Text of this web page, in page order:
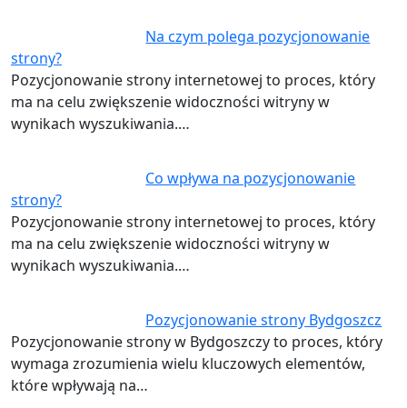
Na czym polega pozycjonowanie
strony?
Pozycjonowanie strony internetowej to proces, który
ma na celu zwiększenie widoczności witryny w
wynikach wyszukiwania.…
Co wpływa na pozycjonowanie
strony?
Pozycjonowanie strony internetowej to proces, który
ma na celu zwiększenie widoczności witryny w
wynikach wyszukiwania.…
Pozycjonowanie strony Bydgoszcz
Pozycjonowanie strony w Bydgoszczy to proces, który
wymaga zrozumienia wielu kluczowych elementów,
które wpływają na…